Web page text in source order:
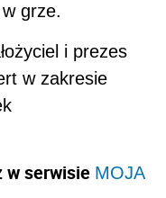
grze.
i prezes
w zakresie
w serwisie MOJA